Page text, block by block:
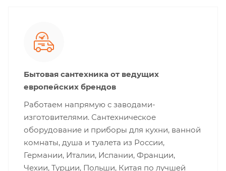
Бытовая сантехника от ведущих
европейских брендов
Работаем напрямую с заводами-
изготовителями. Сантехническое
оборудование и приборы для кухни, ванной
комнаты, душа и туалета из России,
Германии, Италии, Испании, Франции,
Чехии, Турции, Польши, Китая по лучшей